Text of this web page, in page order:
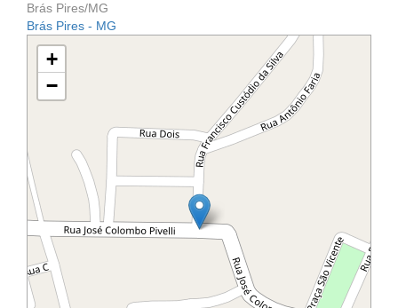
Brás Pires/MG
Brás Pires - MG
+
−